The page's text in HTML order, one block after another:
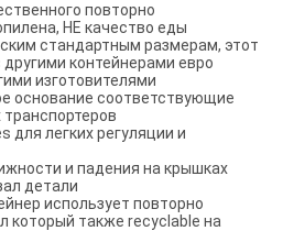
повторно
НЕ качество еды
стандартным размерам, этот
контейнерами евро
изготовителями
основание соответствующие
для легких регуляции и
и падения на крышках
детали
использует повторно
который также recyclable на